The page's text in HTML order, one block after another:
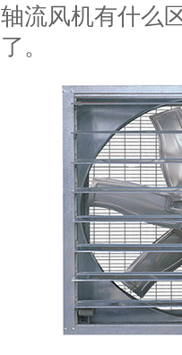
轴流风机有什么
了。